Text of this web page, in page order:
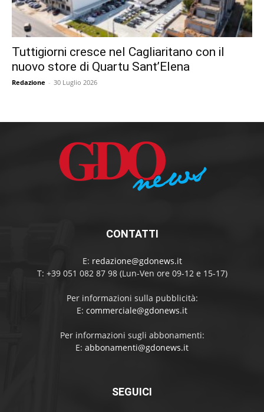
Tuttigiorni cresce nel Cagliaritano con il
nuovo store di Quartu Sant’Elena
Redazione - 30 Luglio 2026
CONTATTI
E: redazione@gdonews.it
T: +39 051 082 87 98 (Lun-Ven ore 09-12 e 15-17)
Per informazioni sulla pubblicità:
E: commerciale@gdonews.it
Per informazioni sugli abbonamenti:
E: abbonamenti@gdonews.it
SEGUICI